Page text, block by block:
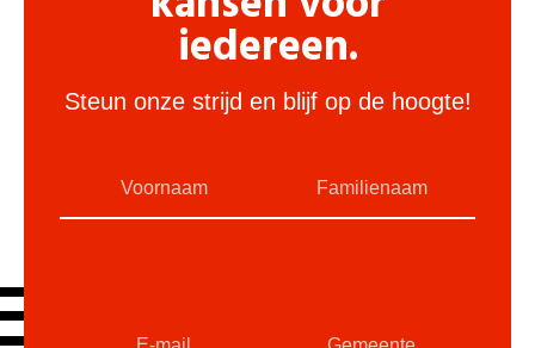
iedereen.
Steun onze strijd en blijf op de hoogte!